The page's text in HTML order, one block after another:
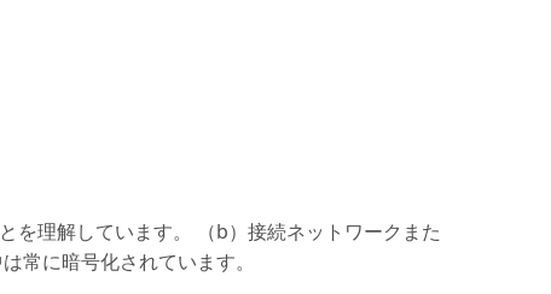
を理解しています。 （b）接続ネットワークまた
常に暗号化されています。